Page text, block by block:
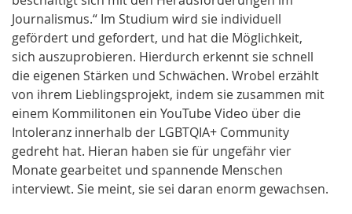
Journalismus.“ Im Studium wird sie individuell
gefördert und gefordert, und hat die Möglichkeit,
sich auszuprobieren. Hierdurch erkennt sie schnell
die eigenen Stärken und Schwächen. Wrobel erzählt
von ihrem Lieblingsprojekt, indem sie zusammen mit
einem Kommilitonen ein YouTube Video über die
Intoleranz innerhalb der LGBTQIA+ Community
gedreht hat. Hieran haben sie für ungefähr vier
Monate gearbeitet und spannende Menschen
interviewt. Sie meint, sie sei daran enorm gewachsen.